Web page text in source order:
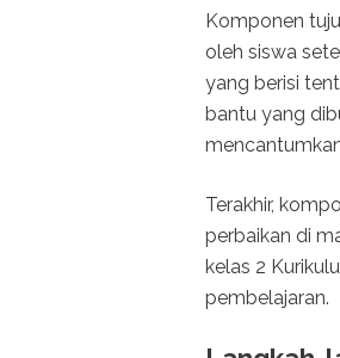
Komponen
oleh siswa
yang berisi
bantu yang
Terakhir,
perbaikan di
kelas 2
pembelajaran.